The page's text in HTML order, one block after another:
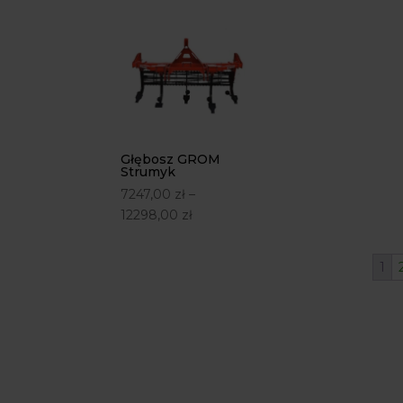
Głębosz GROM
Strumyk
7247,00 zł –
12298,00 zł
1